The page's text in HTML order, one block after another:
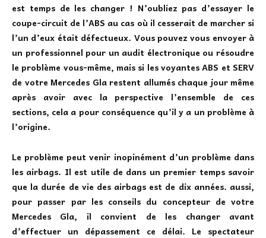
est temps de les changer ! N’oubliez pas d’essayer le
coupe-circuit de l’ABS au cas où il cesserait de marcher si
l’un d’eux était défectueux. Vous pouvez vous envoyer à
un professionnel pour un audit électronique ou résoudre
le problème vous-même, mais si les voyantes ABS et SERV
de votre Mercedes Gla restent allumés chaque jour même
après avoir avec la perspective l’ensemble de ces
sections, cela a pour conséquence qu’il y a un problème à
l’origine.
Le problème peut venir inopinément d’un problème dans
les airbags. Il est utile de dans un premier temps savoir
que la durée de vie des airbags est de dix années. aussi,
pour passer par les conseils du concepteur de votre
Mercedes Gla, il convient de les changer avant
d’effectuer un dépassement ce délai. Le spectateur